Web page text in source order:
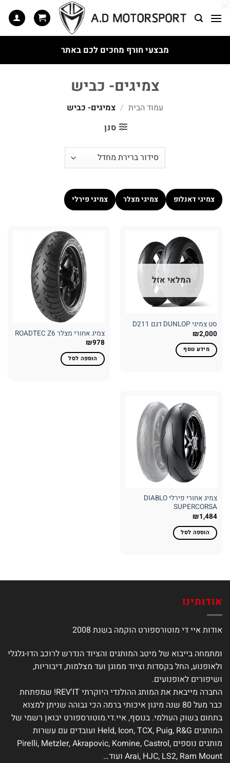
מבצעי חורף מחכים לכם באתר
צמיגים- כביש
עמוד הבית / צמיגים- כביש
סנן
צמיגי דאנלופ צמיגי מצלר צמיגי פירלי
המלאי אזל
סט צמיגי DUNLOP דגם D211
₪2,000
מידע נוסף
צמיג אחורי מצלר ROADTEC Z6
₪978
הוספה לסל
צמיג אחורי פירלי DIABLO
SUPERCORSA
₪1,484
הוספה לסל
אודותינו
אודות איי די מוטורספורט הוקמה בשנת 2008
ומתמחה בייבוא של מיטב המותגים והציוד הנדרש לרוכב הדו-גלגלי
ולאופנוע, החל בקסדות וציוד ממוגן ועד מצלמות, דיבוריות,
ושיפורים לאופנועים.
החברה מייבאת את המותג ההולנדי היוקרתי REV'IT! שמפתחת
כבר מעל 80 שנה מיגון איכותי ברמה הכי גבוהה שניתן למצוא
בתחום בשוק העולמי. בנוסף, איי.די.מוטורספורט יבואן רשמי של
המותגים Held, Icon, TCX, Puig, R&G ועובדים עם עשרות
מותגים נוספים Pirelli, Metzler, Akrapovic, Komine, Castrol,
Arai, HJC, LS2, Ram Mount ועוד…